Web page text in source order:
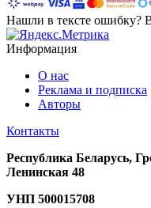
Нашли в тексте ошибку?
Информация
О нас
Реклама и подписка
Авторы
Контакты
Республика Беларусь,
Ленинская 48
УНП 500015708